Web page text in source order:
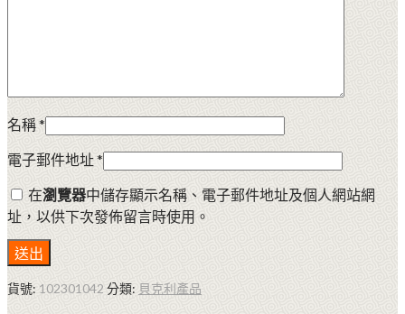
名稱*
電子郵件地址*
在瀏覽器中儲存顯示名稱、電子郵件地址及個人網站網
址，以供下次發佈留言時使用。
貨號: 102301042 分類: 貝克利產品